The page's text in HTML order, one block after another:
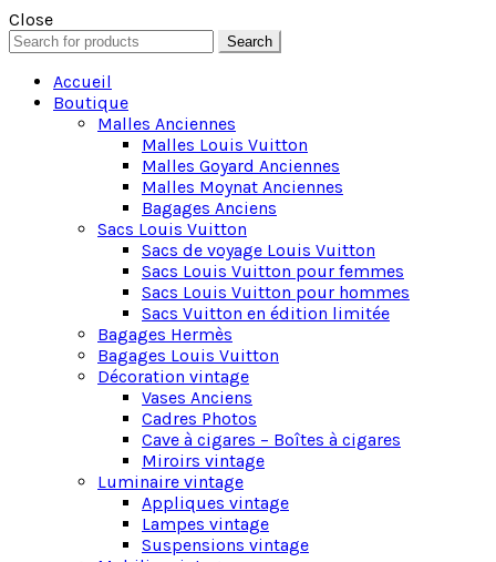
Close
Search
for:
Search
Accueil
Boutique
Malles Anciennes
Malles Louis Vuitton
Malles Goyard Anciennes
Malles Moynat Anciennes
Bagages Anciens
Sacs Louis Vuitton
Sacs de voyage Louis Vuitton
Sacs Louis Vuitton pour femmes
Sacs Louis Vuitton pour hommes
Sacs Vuitton en édition limitée
Bagages Hermès
Bagages Louis Vuitton
Décoration vintage
Vases Anciens
Cadres Photos
Cave à cigares – Boîtes à cigares
Miroirs vintage
Luminaire vintage
Appliques vintage
Lampes vintage
Suspensions vintage